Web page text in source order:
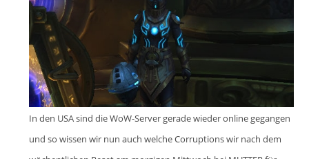
In den USA sind die WoW-Server gerade wieder online gegangen
und so wissen wir nun auch welche Corruptions wir nach dem